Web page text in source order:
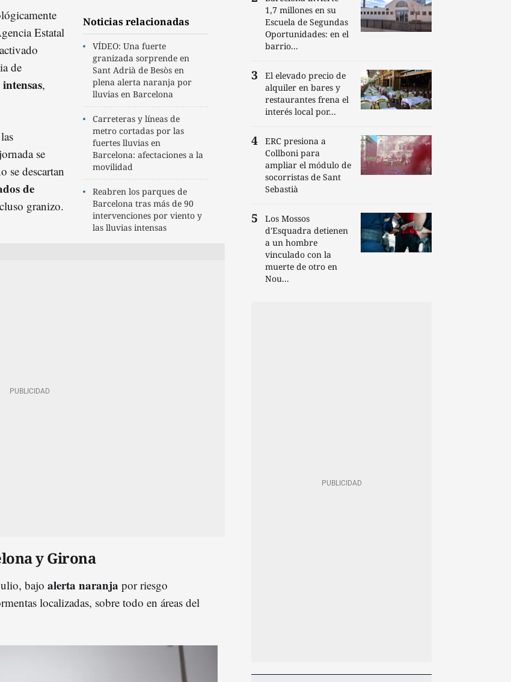
Noticias relacionadas
VÍDEO: Una fuerte
granizada sorprende en
Sant Adrià de Besòs en
plena alerta naranja por
lluvias en Barcelona
Carreteras y líneas de
metro cortadas por las
fuertes lluvias en
Barcelona: afectaciones a la
movilidad
Reabren los parques de
Barcelona tras más de 90
intervenciones por viento y
las lluvias intensas
Estatal
de
,
se
se descartan
de
granizo.
y Girona
bajo alerta naranja por riesgo
localizadas, sobre todo en áreas del
1,7 millones en su
Escuela de Segundas
Oportunidades: en el
barrio...
El elevado precio de
alquiler en bares y
restaurantes frena el
interés local por...
ERC presiona a
Collboni para
ampliar el módulo de
socorristas de Sant
Sebastià
Los Mossos
d'Esquadra detienen
a un hombre
vinculado con la
muerte de otro en
Nou...